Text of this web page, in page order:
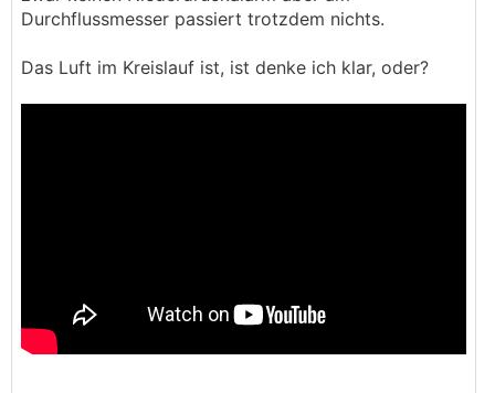
Durchflussmesser passiert trotzdem nichts.
Das Luft im Kreislauf ist, ist denke ich klar, oder?